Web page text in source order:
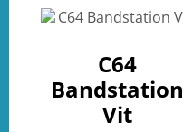
C64
Bandstation
Vit